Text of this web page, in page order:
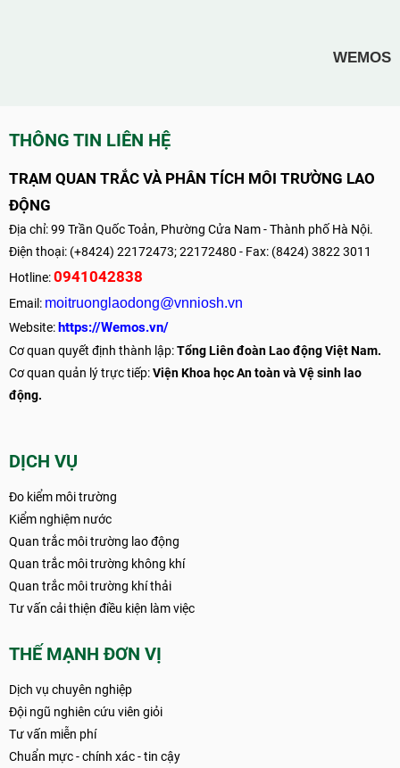
WEMOS
THÔNG TIN LIÊN HỆ
TRẠM QUAN TRẮC VÀ PHÂN TÍCH MÔI TRƯỜNG LAO
ĐỘNG
Địa chỉ: 99 Trần Quốc Toản, Phường Cửa Nam - Thành phố Hà Nội.
Điện thoại: (+8424) 22172473; 22172480 - Fax: (8424) 3822 3011
Hotline:0941042838
Email: moitruonglaodong@vnniosh.vn
Website:https://Wemos.vn/
Cơ quan quyết định thành lập:Tổng Liên đoàn Lao động Việt Nam.
Cơ quan quản lý trực tiếp:Viện Khoa học An toàn và Vệ sinh lao
động.
DỊCH VỤ
Đo kiểm môi trường
Kiểm nghiệm nước
Quan trắc môi trường lao động
Quan trắc môi trường không khí
Quan trắc môi trường khí thải
Tư vấn cải thiện điều kiện làm việc
THẾ MẠNH ĐƠN VỊ
Dịch vụ chuyên nghiệp
Đội ngũ nghiên cứu viên giỏi
Tư vấn miễn phí
Chuẩn mực - chính xác - tin cậy